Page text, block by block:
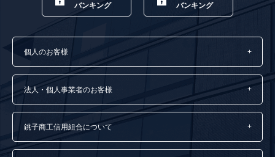
バンキング
バンキング
個人のお客様
法人・個人事業者のお客様
銚子商工信用組合について